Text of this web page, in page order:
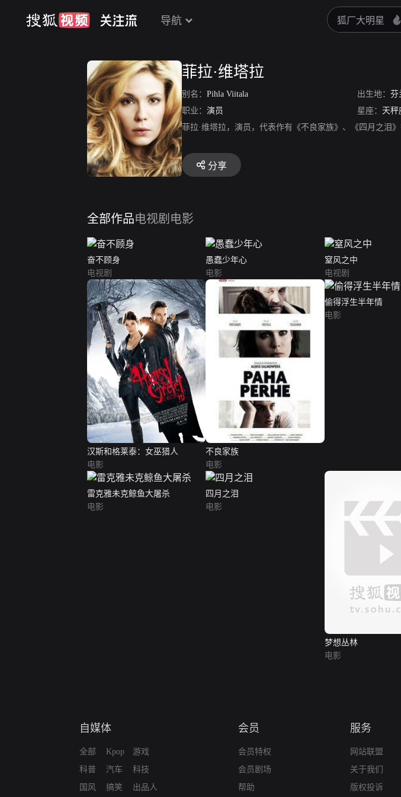
导航
菲拉·维塔拉
别名： Pihla Viitala 出生地： 芬
职业： 演员 星座： 天秤
菲拉·维塔拉，演员，代表作有《不良家族》、《四月之泪》
分享
全部作品电视剧 电影
奋不顾身
电视剧
愚蠢少年心
电影
窒风之中
电视剧
汉斯和格莱泰：女巫猎人
电影
不良家族
电影
偷得浮生半年情
电影
雷克雅未克鲸鱼大屠杀
电影
四月之泪
电影
梦想丛林
电影
自媒体
全部
科普
国风
Kpop
汽车
搞笑
游戏
科技
出品人
会员
会员特权
会员剧场
帮助
服务
网站联盟
关于我们
版权投诉